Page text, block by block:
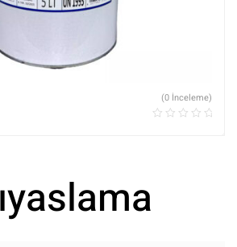
(0 İnceleme)